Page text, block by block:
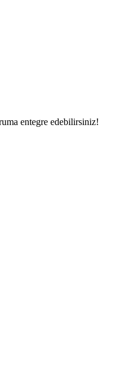
entegre edebilirsiniz!